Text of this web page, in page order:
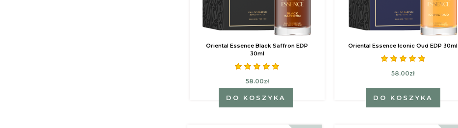
Oriental Essence Black Saffron EDP
30ml
58.00zł
DO KOSZYKA
Oriental Essence Iconic Oud EDP 30ml
58.00zł
DO KOSZYKA